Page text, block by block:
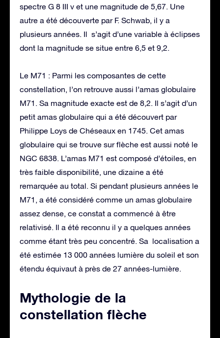
spectre G 8 III v et une magnitude de 5,67. Une
autre a été découverte par F. Schwab, il y a
plusieurs années. Il s’agit d’une variable à éclipses
dont la magnitude se situe entre 6,5 et 9,2.
Le M71 : Parmi les composantes de cette
constellation, l’on retrouve aussi l’amas globulaire
M71. Sa magnitude exacte est de 8,2. Il s’agit d’un
petit amas globulaire qui a été découvert par
Philippe Loys de Chéseaux en 1745. Cet amas
globulaire qui se trouve sur flèche est aussi noté le
NGC 6838. L’amas M71 est composé d’étoiles, en
très faible disponibilité, une dizaine a été
remarquée au total. Si pendant plusieurs années le
M71, a été considéré comme un amas globulaire
assez dense, ce constat a commencé à être
relativisé. Il a été reconnu il y a quelques années
comme étant très peu concentré. Sa localisation a
été estimée 13 000 années lumière du soleil et son
étendu équivaut à près de 27 années-lumière.
Mythologie de la
constellation flèche